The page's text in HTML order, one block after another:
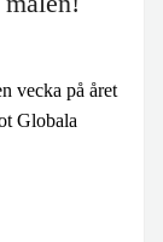
vecka på året
Globala